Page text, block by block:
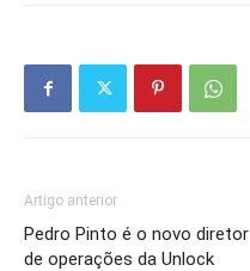
Artigo anterior
Pedro Pinto é o novo diretor
de operações da Unlock